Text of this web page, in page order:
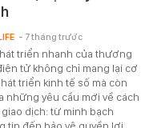
triển nhanh của thương
tử không chỉ mang lại cơ
triển kinh tế số mà còn
những yêu cầu mới về cách
dịch: từ minh bạch
- 7 tháng trước